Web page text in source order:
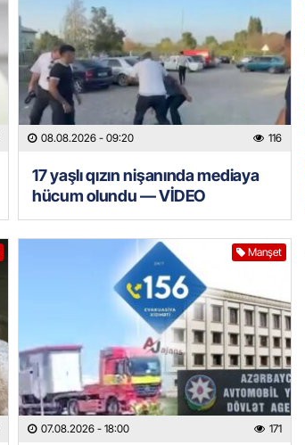
08.08.2026 - 09:20 116
17 yaşlı qızın nişanında mediaya
hücum olundu — VİDEO
Manşet
07.08.2026 - 18:00 171